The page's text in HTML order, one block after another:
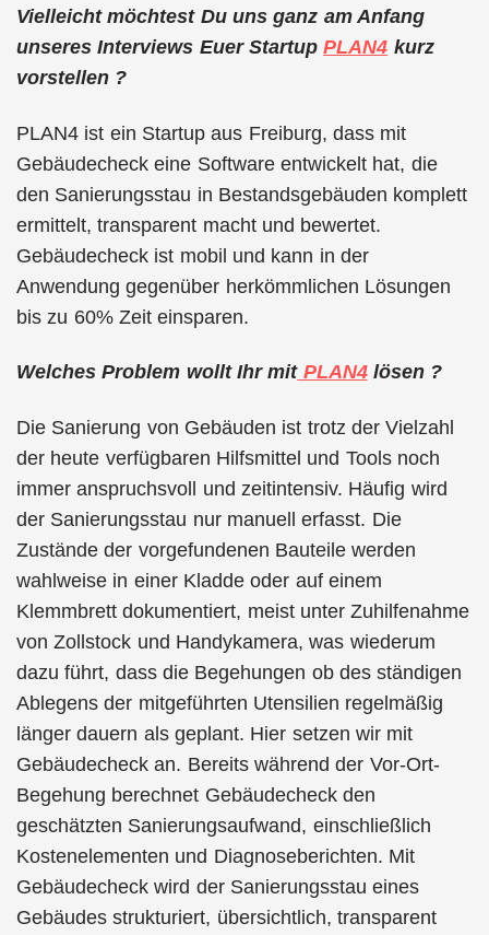
Vielleicht möchtest Du uns ganz am Anfang
unseres Interviews Euer StartupPLAN4 kurz
vorstellen ?
PLAN4 ist ein Startup aus Freiburg, dass mit
Gebäudecheck eine Software entwickelt hat, die
den Sanierungsstau in Bestandsgebäuden komplett
ermittelt, transparent macht und bewertet.
Gebäudecheck ist mobil und kann in der
Anwendung gegenüber herkömmlichen Lösungen
bis zu 60% Zeit einsparen.
Welches Problem wollt Ihr mitPLAN4lösen ?
Die Sanierung von Gebäuden ist trotz der Vielzahl
der heute verfügbaren Hilfsmittel und Tools noch
immer anspruchsvoll und zeitintensiv. Häufig wird
der Sanierungsstau nur manuell erfasst. Die
Zustände der vorgefundenen Bauteile werden
wahlweise in einer Kladde oder auf einem
Klemmbrett dokumentiert, meist unter Zuhilfenahme
von Zollstock und Handykamera, was wiederum
dazu führt, dass die Begehungen ob des ständigen
Ablegens der mitgeführten Utensilien regelmäßig
länger dauern als geplant. Hier setzen wir mit
Gebäudecheck an. Bereits während der Vor-Ort-
Begehung berechnet Gebäudecheck den
geschätzten Sanierungsaufwand, einschließlich
Kostenelementen und Diagnoseberichten. Mit
Gebäudecheck wird der Sanierungsstau eines
Gebäudes strukturiert, übersichtlich, transparent